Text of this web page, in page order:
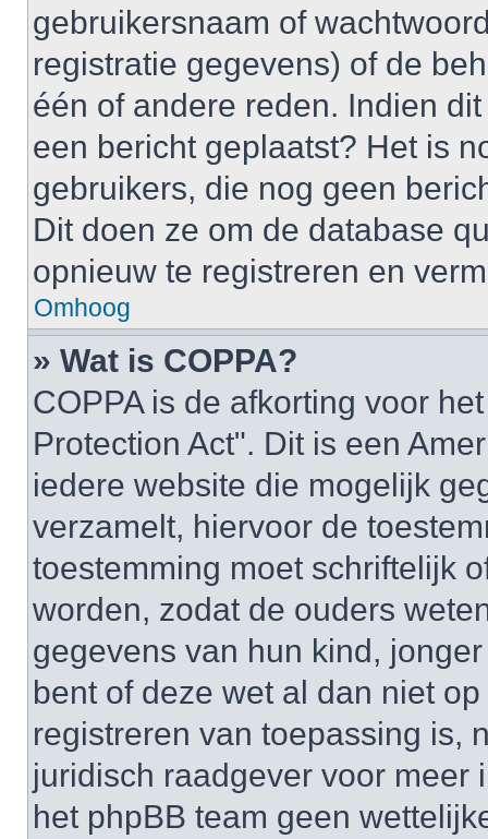
gebruikersnaam of
registratie gegevens) of de
één of andere reden. Indien
een bericht geplaatst? Het is
gebruikers, die nog geen
Dit doen ze om de database
opnieuw te registreren en
Omhoog
» Wat is COPPA?
COPPA is de afkorting voor
Protection Act". Dit is een
iedere website die mogelijk
verzamelt, hiervoor de
toestemming moet schriftelijk
worden, zodat de ouders
gegevens van hun kind,
bent of deze wet al dan niet
registreren van toepassing is,
juridisch raadgever voor meer
het phpBB team geen